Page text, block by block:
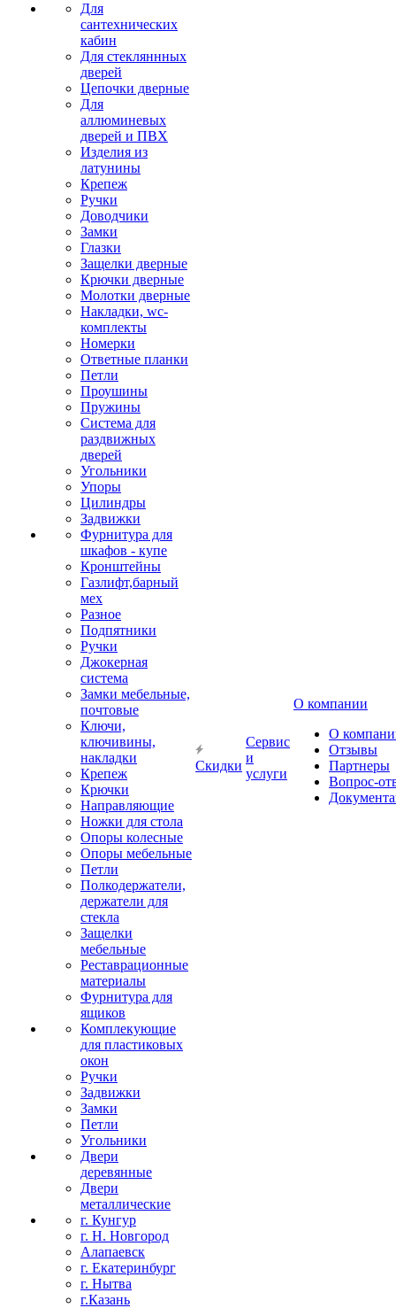
Для
сантехнических
кабин
Для стекляннных
дверей
Цепочки дверные
Для
аллюминевых
дверей и ПВХ
Изделия из
латунины
Крепеж
Ручки
Доводчики
Замки
Глазки
Защелки дверные
Крючки дверные
Молотки дверные
Накладки, wc-
комплекты
Номерки
Ответные планки
Петли
Проушины
Пружины
Система для
раздвижных
дверей
Угольники
Упоры
Цилиндры
Задвижки
Фурнитура для
шкафов - купе
Кронштейны
Газлифт,барный
мех
Разное
Подпятники
Ручки
Джокерная
система
Замки мебельные,
почтовые
Ключи,
ключивины,
накладки
Крепеж
Крючки
Направляющие
Ножки для стола
Опоры колесные
Опоры мебельные
Петли
Полкодержатели,
держатели для
стекла
Защелки
мебельные
Реставрационные
материалы
Фурнитура для
ящиков
Комплекующие
для пластиковых
окон
Ручки
Задвижки
Замки
Петли
Угольники
Двери
деревянные
Двери
металлические
г. Кунгур
г. Н. Новгород
Алапаевск
г. Екатеринбург
г. Нытва
г.Казань
Скидки
Сервис
и
услуги
О компании
О
Отзывы
Партнеры
Вопрос-